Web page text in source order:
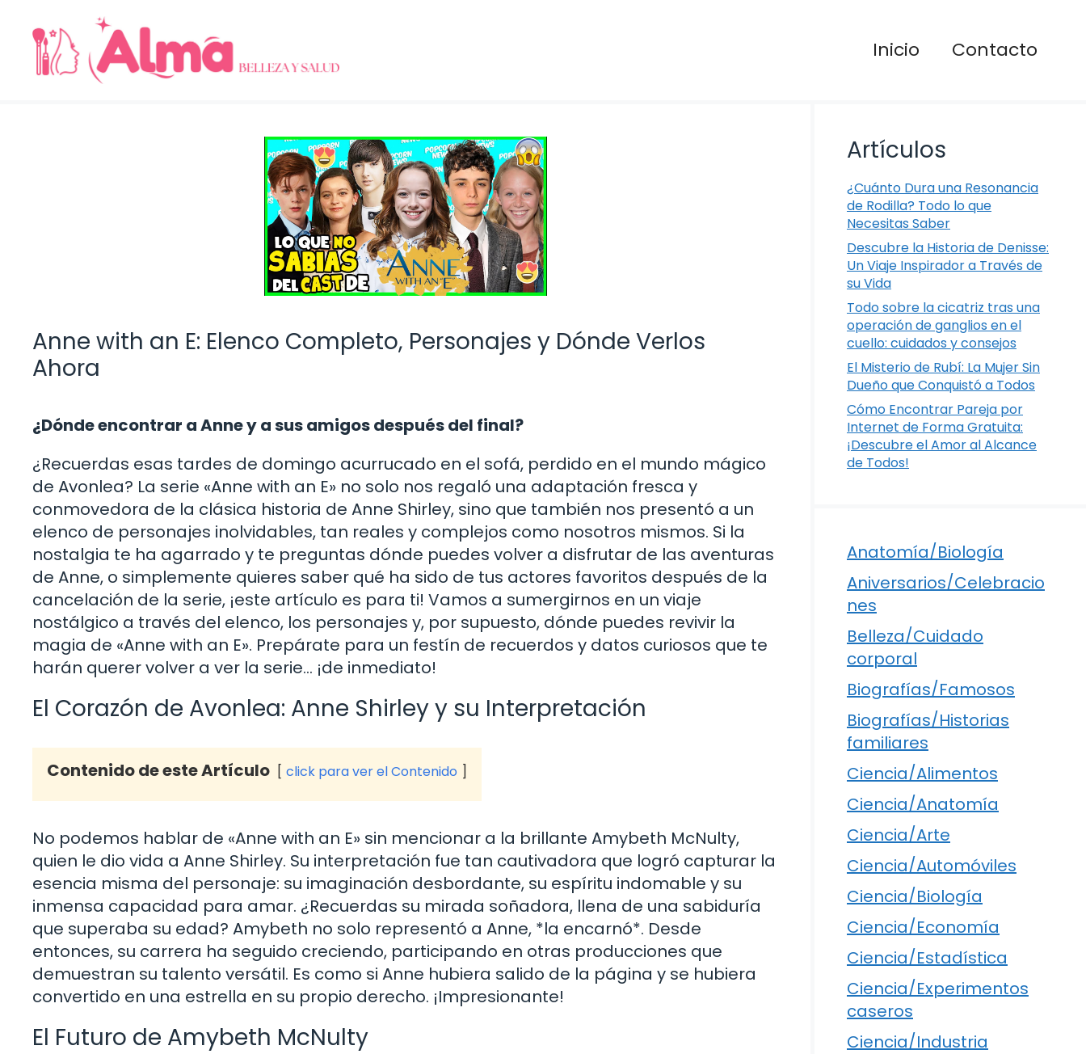
contenido
Inicio Contacto
Anne with an E: Elenco Completo, Personajes y Dónde Verlos
Ahora
¿Dónde encontrar a Anne y a sus amigos después del final?
¿Recuerdas esas tardes de domingo acurrucado en el sofá, perdido en el mundo mágico
de Avonlea? La serie «Anne with an E» no solo nos regaló una adaptación fresca y
conmovedora de la clásica historia de Anne Shirley, sino que también nos presentó a un
elenco de personajes inolvidables, tan reales y complejos como nosotros mismos. Si la
nostalgia te ha agarrado y te preguntas dónde puedes volver a disfrutar de las aventuras
de Anne, o simplemente quieres saber qué ha sido de tus actores favoritos después de la
cancelación de la serie, ¡este artículo es para ti! Vamos a sumergirnos en un viaje
nostálgico a través del elenco, los personajes y, por supuesto, dónde puedes revivir la
magia de «Anne with an E». Prepárate para un festín de recuerdos y datos curiosos que te
harán querer volver a ver la serie… ¡de inmediato!
El Corazón de Avonlea: Anne Shirley y su Interpretación
Contenido de este Artículo click para ver el Contenido
No podemos hablar de «Anne with an E» sin mencionar a la brillante Amybeth McNulty,
quien le dio vida a Anne Shirley. Su interpretación fue tan cautivadora que logró capturar la
esencia misma del personaje: su imaginación desbordante, su espíritu indomable y su
inmensa capacidad para amar. ¿Recuerdas su mirada soñadora, llena de una sabiduría
que superaba su edad? Amybeth no solo representó a Anne, *la encarnó*. Desde
entonces, su carrera ha seguido creciendo, participando en otras producciones que
demuestran su talento versátil. Es como si Anne hubiera salido de la página y se hubiera
convertido en una estrella en su propio derecho. ¡Impresionante!
El Futuro de Amybeth McNulty
Artículos
¿Cuánto Dura una Resonancia
de Rodilla? Todo lo que
Necesitas Saber
Descubre la Historia de Denisse:
Un Viaje Inspirador a Través de
su Vida
Todo sobre la cicatriz tras una
operación de ganglios en el
cuello: cuidados y consejos
El Misterio de Rubí: La Mujer Sin
Dueño que Conquistó a Todos
Cómo Encontrar Pareja por
Internet de Forma Gratuita:
¡Descubre el Amor al Alcance
de Todos!
Anatomía/Biología
Aniversarios/Celebracio
nes
Belleza/Cuidado
corporal
Biografías/Famosos
Biografías/Historias
familiares
Ciencia/Alimentos
Ciencia/Anatomía
Ciencia/Arte
Ciencia/Automóviles
Ciencia/Biología
Ciencia/Economía
Ciencia/Estadística
Ciencia/Experimentos
caseros
Ciencia/Industria